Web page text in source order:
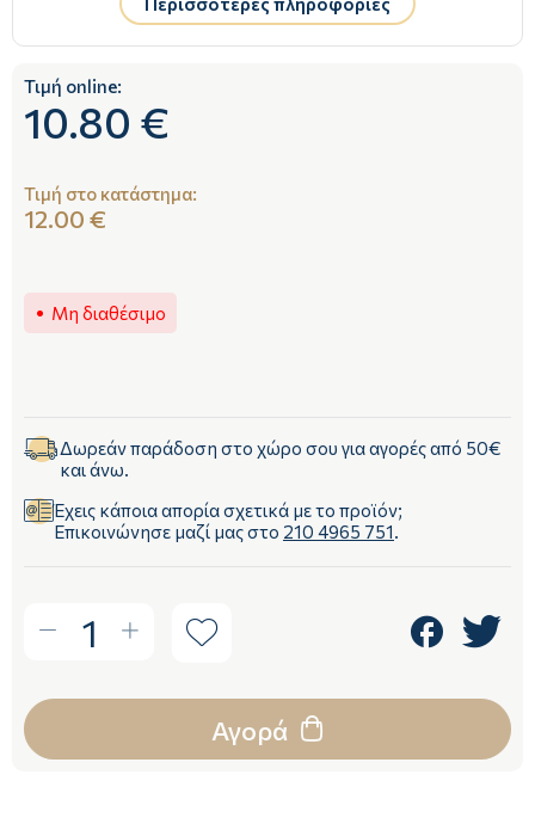
Τιμή online:
10.80 €
Τιμή στο κατάστημα:
12.00 €
Μη διαθέσιμο
Δωρεάν παράδοση στο χώρο σου για αγορές από 50€
και άνω.
Έχεις κάποια απορία σχετικά με το προϊόν;
Επικοινώνησε μαζί μας στο 210 4965 751.
1
Αγορά